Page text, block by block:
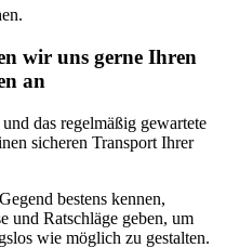
wir uns gerne Ihren
an
das regelmäßig gewartete
sicheren Transport Ihrer
bestens kennen,
und Ratschläge geben, um
wie möglich zu gestalten.